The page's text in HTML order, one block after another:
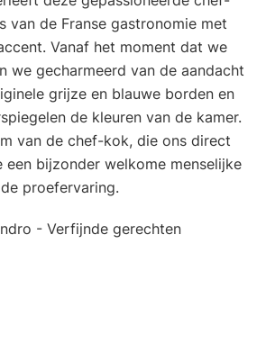
van de Franse gastronomie met
Vanaf het moment dat we
we gecharmeerd van de aandacht
grijze en blauwe borden en
de kleuren van de kamer.
van de chef-kok, die ons direct
een bijzonder welkome menselijke
proefervaring.